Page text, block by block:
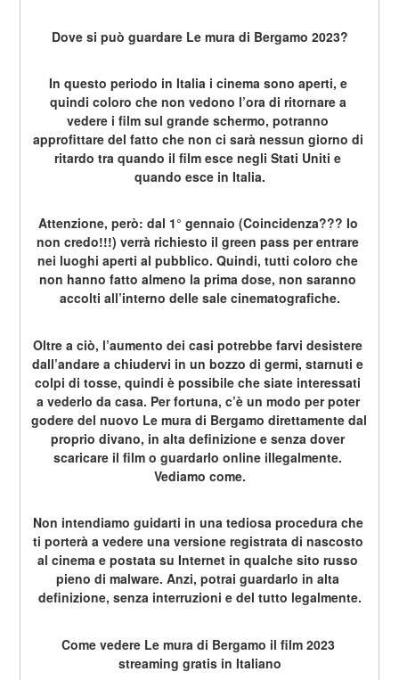
Dove si può guardare Le mura di Bergamo 2023?
In questo periodo in Italia i cinema sono aperti, e
quindi coloro che non vedono l’ora di ritornare a
vedere i film sul grande schermo, potranno
approfittare del fatto che non ci sarà nessun giorno di
ritardo tra quando il film esce negli Stati Uniti e
quando esce in Italia.
Attenzione, però: dal 1° gennaio (Coincidenza??? Io
non credo!!!) verrà richiesto il green pass per entrare
nei luoghi aperti al pubblico. Quindi, tutti coloro che
non hanno fatto almeno la prima dose, non saranno
accolti all’interno delle sale cinematografiche.
Oltre a ciò, l’aumento dei casi potrebbe farvi desistere
dall’andare a chiudervi in un bozzo di germi, starnuti e
colpi di tosse, quindi è possibile che siate interessati
a vederlo da casa. Per fortuna, c’è un modo per poter
godere del nuovo Le mura di Bergamo direttamente dal
proprio divano, in alta definizione e senza dover
scaricare il film o guardarlo online illegalmente.
Vediamo come.
Non intendiamo guidarti in una tediosa procedura che
ti porterà a vedere una versione registrata di nascosto
al cinema e postata su Internet in qualche sito russo
pieno di malware. Anzi, potrai guardarlo in alta
definizione, senza interruzioni e del tutto legalmente.
Come vedere Le mura di Bergamo il film 2023
streaming gratis in Italiano